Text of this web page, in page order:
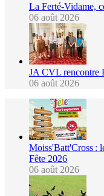
La Ferté-Vidame,
06 août 2026
JA CVL rencontre
06 août 2026
Moiss'Batt'Cross :
Fête 2026
06 août 2026